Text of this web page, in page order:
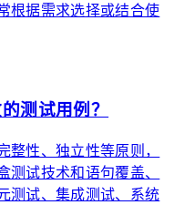
根据需求选择或结合使
测试用例？
性、独立性等原则，
试技术和语句覆盖、
测试、集成测试、系统